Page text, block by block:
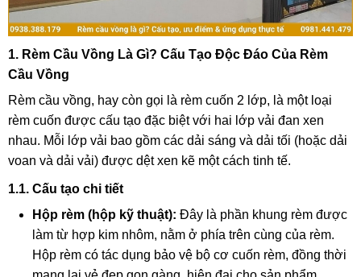
1. Rèm Cầu Vồng Là Gì? Cấu Tạo Độc Đáo Của Rèm
Cầu Vồng
Rèm cầu vồng, hay còn gọi là rèm cuốn 2 lớp, là một loại
rèm cuốn được cấu tạo đặc biệt với hai lớp vải đan xen
nhau. Mỗi lớp vải bao gồm các dải sáng và dải tối (hoặc dải
voan và dải vải) được dệt xen kẽ một cách tinh tế.
1.1. Cấu tạo chi tiết
Hộp rèm (hộp kỹ thuật): Đây là phần khung rèm được
làm từ hợp kim nhôm, nằm ở phía trên cùng của rèm.
Hộp rèm có tác dụng bảo vệ bộ cơ cuốn rèm, đồng thời